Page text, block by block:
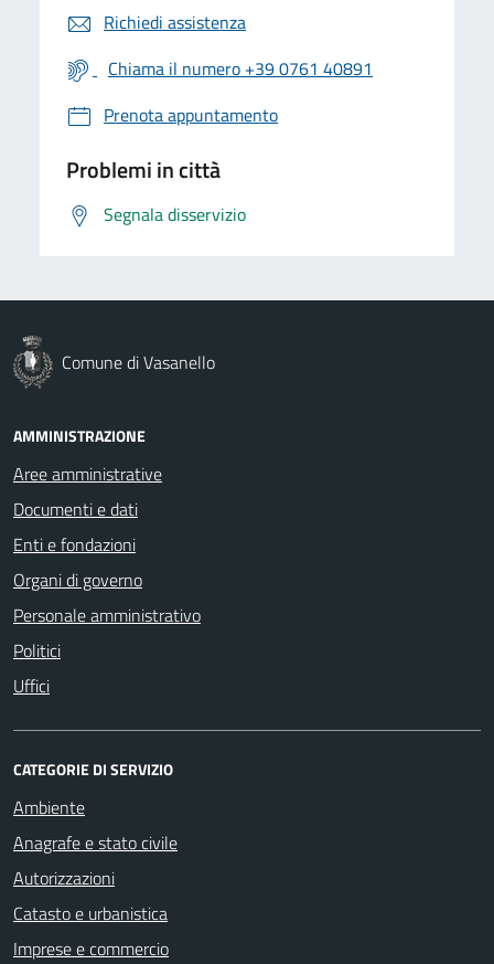
Richiedi assistenza
Chiama il numero +39 0761 40891
Prenota appuntamento
Problemi in città
Segnala disservizio
Comune di Vasanello
AMMINISTRAZIONE
Aree amministrative
Documenti e dati
Enti e fondazioni
Organi di governo
Personale amministrativo
Politici
Uffici
CATEGORIE DI SERVIZIO
Ambiente
Anagrafe e stato civile
Autorizzazioni
Catasto e urbanistica
Imprese e commercio